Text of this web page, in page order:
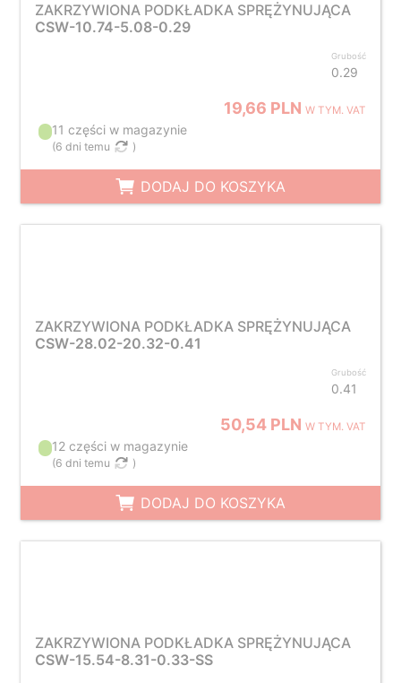
ZAKRZYWIONA PODKŁADKA SPRĘŻYNUJĄCA
CSW-10.74-5.08-0.29
Grubość
0.29
19,66 PLNW TYM. VAT
11 części w magazynie
(6 dni temu )
DODAJ DO KOSZYKA
ZAKRZYWIONA PODKŁADKA SPRĘŻYNUJĄCA
CSW-28.02-20.32-0.41
Grubość
0.41
50,54 PLNW TYM. VAT
12 części w magazynie
(6 dni temu )
DODAJ DO KOSZYKA
ZAKRZYWIONA PODKŁADKA SPRĘŻYNUJĄCA
CSW-15.54-8.31-0.33-SS